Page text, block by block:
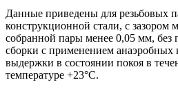
Данные приведены для резьбовых
конструкционной стали, с зазором
собранной пары менее 0,05 мм, без
сборки с применением анаэробных
выдержки в состоянии покоя в
температуре +23°С.